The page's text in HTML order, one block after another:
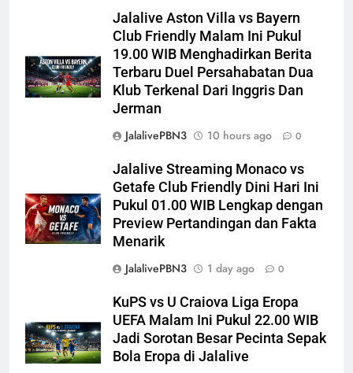
Jalalive Aston Villa vs Bayern
Club Friendly Malam Ini Pukul
19.00 WIB Menghadirkan Berita
Terbaru Duel Persahabatan Dua
Klub Terkenal Dari Inggris Dan
Jerman
JalalivePBN3
10 hours ago 0
Jalalive Streaming Monaco vs
Getafe Club Friendly Dini Hari Ini
Pukul 01.00 WIB Lengkap dengan
Preview Pertandingan dan Fakta
Menarik
JalalivePBN3
1 day ago 0
KuPS vs U Craiova Liga Eropa
UEFA Malam Ini Pukul 22.00 WIB
Jadi Sorotan Besar Pecinta Sepak
Bola Eropa di Jalalive